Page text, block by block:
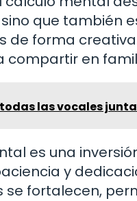
que también
forma
compartir en
las vocales
es una
y
fortalecen,